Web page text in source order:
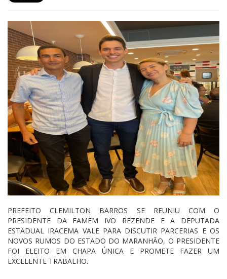
PREFEITO CLEMILTON BARROS SE REUNIU COM O
PRESIDENTE DA FAMEM IVO REZENDE E A DEPUTADA
ESTADUAL IRACEMA VALE PARA DISCUTIR PARCERIAS E OS
NOVOS RUMOS DO ESTADO DO MARANHÃO, O PRESIDENTE
FOI ELEITO EM CHAPA ÚNICA E PROMETE FAZER UM
EXCELENTE TRABALHO.